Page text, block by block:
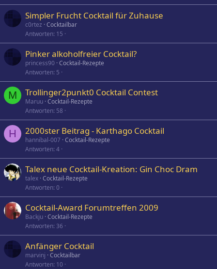
p
Simpler Frucht Cocktail für Zuhause
c0rtez Cocktailbar
Antworten 15
Pinker alkoholfreier Cocktail?
princess90 Cocktail-Rezepte
Antworten 5
M Trollinger2punkt0 Cocktail Contest
Maruu Cocktail-Rezepte
Antworten 58
H 2000ster Beitrag - Karthago Cocktail
hannibal-007 Cocktail-Rezepte
Antworten 4
Talex neue Cocktail-Kreation: Gin Choc Dram
talex Cocktail-Rezepte
Antworten 0
Cocktail-Award Forumtreffen 2009
Backju Cocktail-Rezepte
Antworten 36
Anfänger Cocktail
marvinj Cocktailbar
Antworten 10